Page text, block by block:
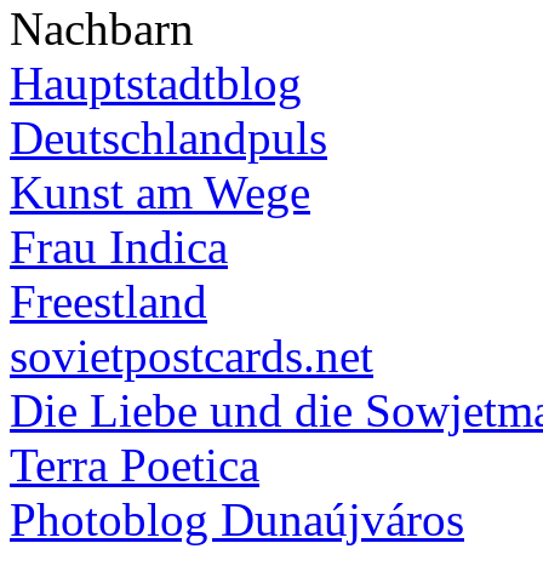
Nachbarn
Hauptstadtblog
Deutschlandpuls
Kunst am Wege
Frau Indica
Freestland
sovietpostcards.net
Die Liebe und die
Terra Poetica
Photoblog Dunaújváros